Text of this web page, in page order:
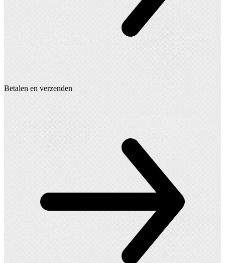
Betalen en verzenden